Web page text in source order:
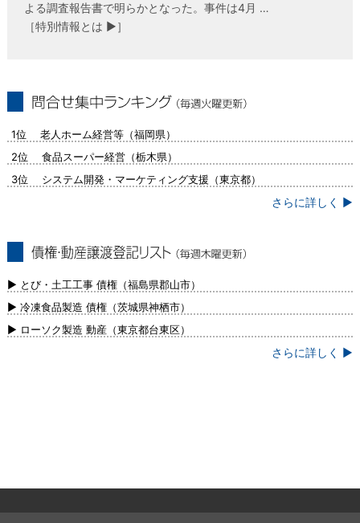
よる調査報告書で明らかとなった。事件は4月 …
［特別情報とは ▶］
1位 老人ホーム経営等（福岡県）
2位 食品スーパー経営（栃木県）
3位 システム開発・マーケティング支援（東京都）
さらに詳しく ▶
新）
▶ とび・土工工事 債権（福島県郡山市）
▶ 冷凍食品製造 債権（茨城県神栖市）
▶ ローソク製造 動産（東京都台東区）
さらに詳しく ▶